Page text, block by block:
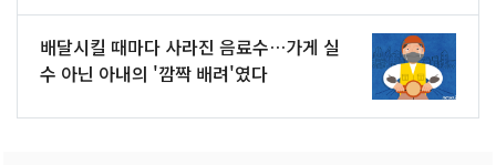
배달시킬 때마다 사라진 음료수…가게 실
수 아닌 아내의 '깜짝 배려'였다